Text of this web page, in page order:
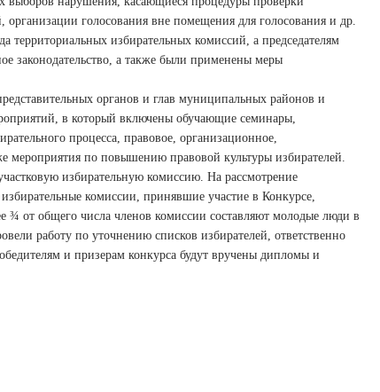
голосования вне помещения для голосования и др.
территориальных избирательных комиссий, а председателям
законодательство, а также были применены меры
органов и глав муниципальных районов и
в который включены обучающие семинары,
процесса, правовое, организационное,
мероприятия по повышению правовой культуры избирателей.
избирательную комиссию. На рассмотрение
комиссии, принявшие участие в Конкурсе,
¾ от общего числа членов комиссии составляют молодые люди в
работу по уточнению списков избирателей, ответственно
и призерам конкурса будут вручены дипломы и